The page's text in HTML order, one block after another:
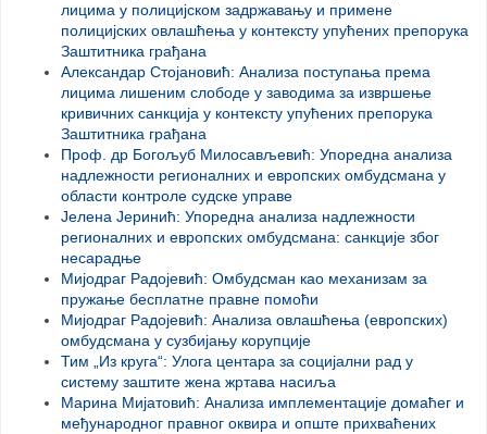
лицима у полицијском задржавању и примене
полицијских овлашћења у контексту упућених препорука
Заштитника грађана
Александар Стојановић: Анализа поступања према
лицима лишеним слободе у заводима за извршење
кривичних санкција у контексту упућених препорука
Заштитника грађана
Проф. др Богољуб Милосављевић: Упоредна анализа
надлежности регионалних и европских омбудсмана у
области контроле судске управе
Јелена Јеринић: Упоредна анализа надлежности
регионалних и европских омбудсмана: санкције због
несарадње
Мијодраг Радојевић: Омбудсман као механизам за
пружање бесплатне правне помоћи
Мијодраг Радојевић: Анализа овлашћења (европских)
омбудсмана у сузбијању корупције
Тим „Из круга“: Улога центара за социјални рад у
систему заштите жена жртава насиља
Марина Мијатовић: Анализа имплементације домаћег и
међународног правног оквира и опште прихваћених